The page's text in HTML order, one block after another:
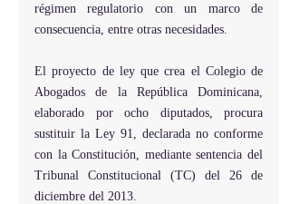
régimen regulatorio con un marco de
consecuencia, entre otras necesidades.
El proyecto de ley que crea el Colegio de
Abogados de la República Dominicana,
elaborado por ocho diputados, procura
sustituir la Ley 91, declarada no conforme
con la Constitución, mediante sentencia del
Tribunal Constitucional (TC) del 26 de
diciembre del 2013.